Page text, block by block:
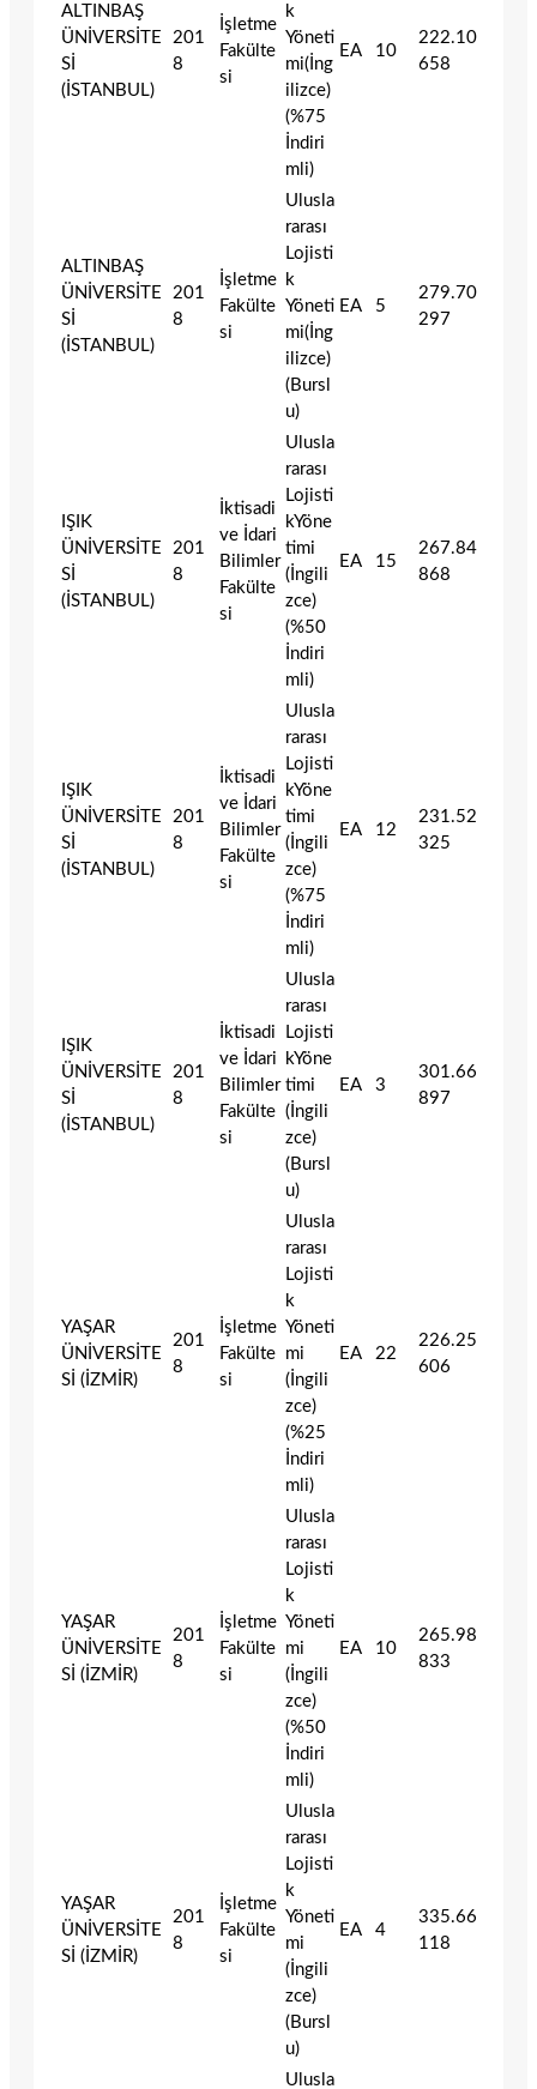
ALTINBAŞ
ÜNİVERSİTE
Sİ
(İSTANBUL)
201
8
İşletme
Fakülte
si
k
Yöneti
mi(İng
ilizce)
(%75
İndiri
mli)
EA 10
222.10
658
ALTINBAŞ
ÜNİVERSİTE
Sİ
(İSTANBUL)
201
8
İşletme
Fakülte
si
Ulusla
rarası
Lojisti
k
Yöneti
mi(İng
ilizce)
(Bursl
u)
EA 5
279.70
297
IŞIK
ÜNİVERSİTE
Sİ
(İSTANBUL)
201
8
İktisadi
ve İdari
Bilimler
Fakülte
si
Ulusla
rarası
Lojisti
kYöne
timi
(İngili
zce)
(%50
İndiri
mli)
EA 15
267.84
868
IŞIK
ÜNİVERSİTE
Sİ
(İSTANBUL)
201
8
İktisadi
ve İdari
Bilimler
Fakülte
si
Ulusla
rarası
Lojisti
kYöne
timi
(İngili
zce)
(%75
İndiri
mli)
EA 12
231.52
325
IŞIK
ÜNİVERSİTE
Sİ
(İSTANBUL)
201
8
İktisadi
ve İdari
Bilimler
Fakülte
si
Ulusla
rarası
Lojisti
kYöne
timi
(İngili
zce)
(Bursl
u)
EA 3
301.66
897
YAŞAR
ÜNİVERSİTE
Sİ (İZMİR)
201
8
İşletme
Fakülte
si
Ulusla
rarası
Lojisti
k
Yöneti
mi
(İngili
zce)
(%25
İndiri
mli)
EA 22
226.25
606
YAŞAR
ÜNİVERSİTE
Sİ (İZMİR)
201
8
İşletme
Fakülte
si
Ulusla
rarası
Lojisti
k
Yöneti
mi
(İngili
zce)
(%50
İndiri
mli)
EA 10
265.98
833
YAŞAR
ÜNİVERSİTE
Sİ (İZMİR)
201
8
İşletme
Fakülte
si
Ulusla
rarası
Lojisti
k
Yöneti
mi
(İngili
zce)
(Bursl
u)
EA 4
335.66
118
Ulusla